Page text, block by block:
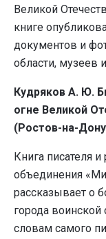
Великой
книге
документов и
области, музеев
Кудряков А. Ю.
огне Великой
(Ростов-на-
Книга писателя
объединения
рассказывает о
города
словам самого